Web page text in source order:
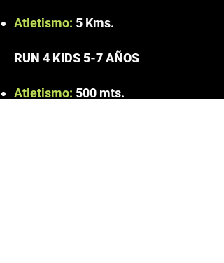
Atletismo: 5 Kms.
RUN 4 KIDS 5-7 AÑOS​
Atletismo: 500 mts.